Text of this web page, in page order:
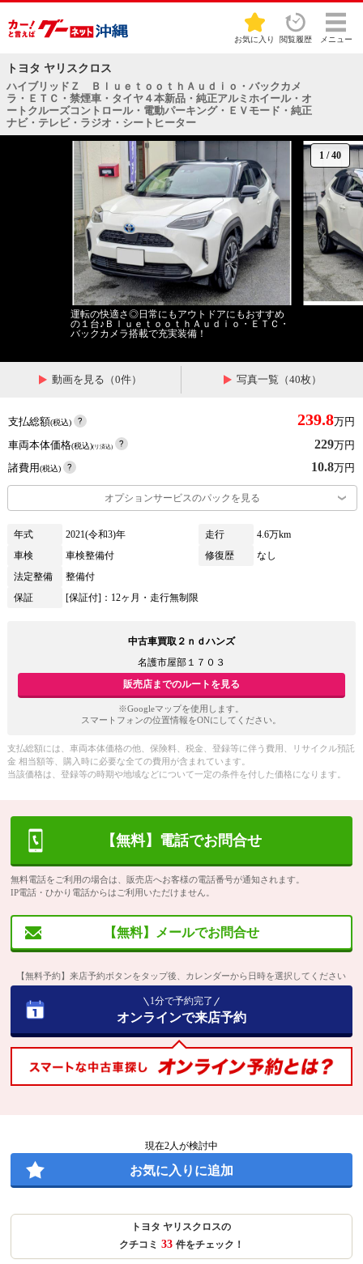
お気に入り 閲覧履歴 メニュー
トヨタ ヤリスクロス
ハイブリッドＺ ＢｌｕｅｔｏｏｔｈＡｕｄｉｏ・バックカメ
ラ・ＥＴＣ・禁煙車・タイヤ４本新品・純正アルミホイール・オ
ートクルーズコントロール・電動パーキング・ＥＶモード・純正
ナビ・テレビ・ラジオ・シートヒーター
1 /40
運転の快適さ◎日常にもアウトドアにもおすすめ
の１台♪ＢｌｕｅｔｏｏｔｈＡｕｄｉｏ・ＥＴＣ・
バックカメラ搭載で充実装備！
動画を見る（0件） 写真一覧（40枚）
支払総額(税込) 239.8万円
車両本体価格(税込)(リ済込) 229万円
諸費用(税込) 10.8万円
オプションサービスのパックを見る
年式 2021(令和3)年 走行
4.6万km
車検
車検整備付 修復歴
なし
法定整備
整備付
保証
[保証付]：12ヶ月・走行無制限
中古車買取２ｎｄハンズ
名護市屋部１７０３
販売店までのルートを見る
※Googleマップを使用します。
スマートフォンの位置情報をONにしてください。
支払総額には、車両本体価格の他、保険料、税金、登録等に伴う費用、リサイクル預託
金 相当額等、購入時に必要な全ての費用が含まれています。
当該価格は、登録等の時期や地域などについて一定の条件を付した価格になります。
【無料】電話でお問合せ
無料電話をご利用の場合は、販売店へお客様の電話番号が通知されます。
IP電話・ひかり電話からはご利用いただけません。
【無料】メールでお問合せ
【無料予約】来店予約ボタンをタップ後、カレンダーから日時を選択してください
1分で予約完了
オンラインで来店予約
現在2人が検討中
お気に入りに追加
トヨタ ヤリスクロスの
クチコミ 33 件をチェック！